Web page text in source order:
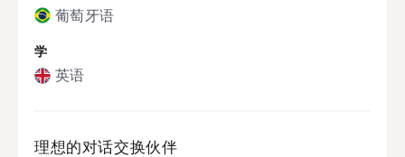
葡萄牙语
学
英语
理想的对话交换伙伴